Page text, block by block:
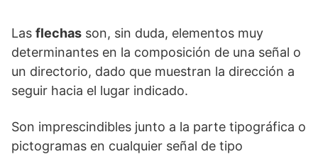
Las flechas son, sin duda, elementos muy
determinantes en la composición de una señal o
un directorio, dado que muestran la dirección a
seguir hacia el lugar indicado.
Son imprescindibles junto a la parte tipográfica o
pictogramas en cualquier señal de tipo